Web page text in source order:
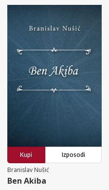
Kupi
Izposodi
Branislav Nušić
Ben Akiba